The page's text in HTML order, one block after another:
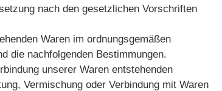
nach den gesetzlichen Vorschriften
Waren im ordnungsgemäßen
die nachfolgenden Bestimmungen.
unserer Waren entstehenden
Vermischung oder Verbindung mit Waren